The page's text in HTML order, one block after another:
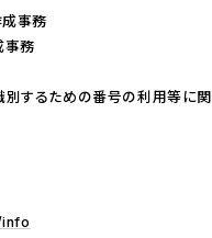
事務
事務
するための番号の利用等に関